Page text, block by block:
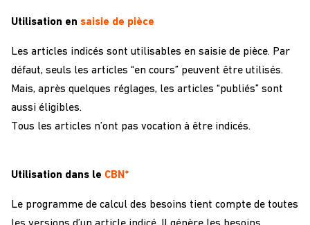
Utilisation en saisie de pièce
Les articles indicés sont utilisables en saisie de pièce. Par
défaut, seuls les articles “en cours” peuvent être utilisés.
Mais, après quelques réglages, les articles “publiés” sont
aussi éligibles.
Tous les articles n’ont pas vocation à être indicés.
Utilisation dans le CBN*
Le programme de calcul des besoins tient compte de toutes